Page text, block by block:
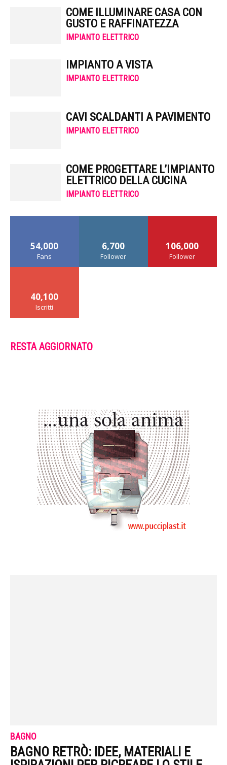
COME ILLUMINARE CASA CON
GUSTO E RAFFINATEZZA
IMPIANTO ELETTRICO
IMPIANTO A VISTA
IMPIANTO ELETTRICO
CAVI SCALDANTI A PAVIMENTO
IMPIANTO ELETTRICO
COME PROGETTARE L’IMPIANTO
ELETTRICO DELLA CUCINA
IMPIANTO ELETTRICO
54,000
Fans
6,700
Follower
106,000
Follower
40,100
Iscritti
RESTA AGGIORNATO
BAGNO
BAGNO RETRÒ: IDEE, MATERIALI E